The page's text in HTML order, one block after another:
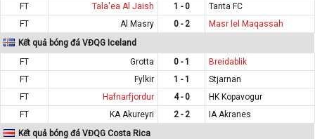
FT
Tala'ea Al Jaish 1 - 0
Tanta FC
FT
Al Masry 0 - 2
Masr lel Maqassah
Kết quả bóng đá VĐQG Iceland
FT
Grotta 0 - 1
Breidablik
FT
Fylkir 1 - 1
Stjarnan
FT
Hafnarfjordur 4 - 0
HK Kopavogur
FT
KA Akureyri 2 - 2
IA Akranes
Kết quả bóng đá VĐQG Costa Rica